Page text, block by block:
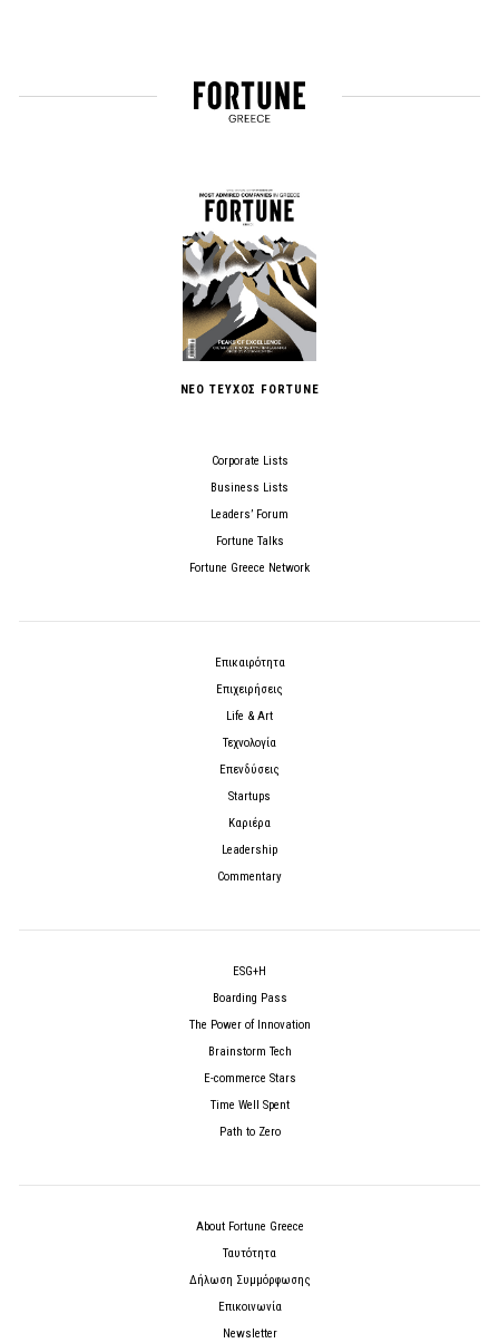
ΝΕΟ ΤΕΥΧΟΣ FORTUNE
Corporate Lists
Business Lists
Leaders’ Forum
Fortune Talks
Fortune Greece Network
Επικαιρότητα
Επιχειρήσεις
Life & Art
Τεχνολογία
Επενδύσεις
Startups
Καριέρα
Leadership
Commentary
ESG+H
Boarding Pass
The Power of Innovation
Brainstorm Tech
E-commerce Stars
Time Well Spent
Path to Zero
About Fortune Greece
Ταυτότητα
Δήλωση Συμμόρφωσης
Επικοινωνία
Newsletter